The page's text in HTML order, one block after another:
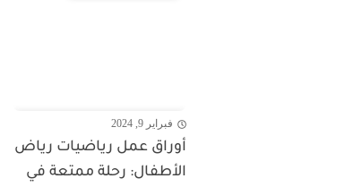
فبراير 9, 2024
أوراق عمل رياضيات رياض
الأطفال: رحلة ممتعة في